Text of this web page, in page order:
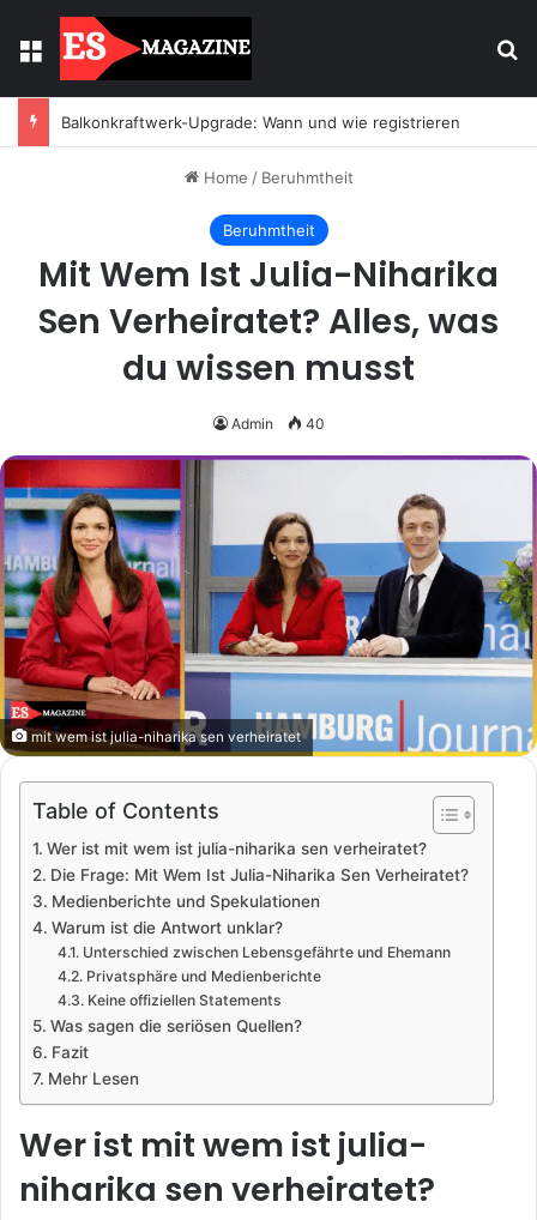
Menu
Balkonkraftwerk-Upgrade: Wann und wie registrieren
Home / Beruhmtheit
Beruhmtheit
Mit Wem Ist Julia-Niharika
Sen Verheiratet? Alles, was
du wissen musst
Admin 40
mit wem ist julia-niharika sen verheiratet
Table of Contents
Wer ist mit wem ist julia-niharika sen verheiratet?
Die Frage: Mit Wem Ist Julia-Niharika Sen Verheiratet?
Medienberichte und Spekulationen
Warum ist die Antwort unklar?
Unterschied zwischen Lebensgefährte und Ehemann
Privatsphäre und Medienberichte
Keine offiziellen Statements
Was sagen die seriösen Quellen?
Fazit
Mehr Lesen
Wer ist mit wem ist julia-
niharika sen verheiratet?